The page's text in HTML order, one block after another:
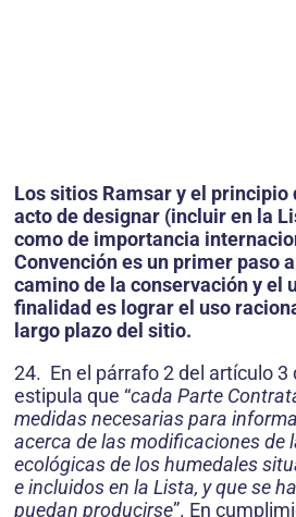
Los sitios Ramsar y el principio
acto de designar (incluir en la
como de importancia
Convención es un primer paso
camino de la conservación y el
finalidad es lograr el uso
largo plazo del sitio.
24. En el párrafo 2 del artículo 3
estipula que “cada Parte
medidas necesarias para
acerca de las modificaciones de
ecológicas de los humedales
e incluidos en la Lista, y que se
puedan producirse”. En